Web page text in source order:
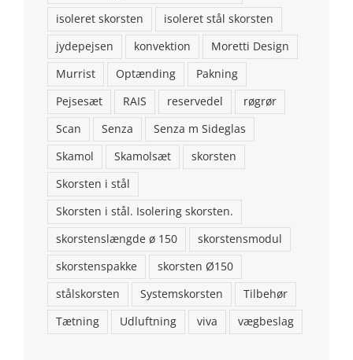
isoleret skorsten
isoleret stål skorsten
jydepejsen
konvektion
Moretti Design
Murrist
Optænding
Pakning
Pejsesæt
RAIS reservedel
røgrør
Scan
Senza
Senza m Sideglas
Skamol
Skamolsæt
skorsten
Skorsten i stål
Skorsten i stål. Isolering skorsten.
skorstenslængde ø 150
skorstensmodul
skorstenspakke
skorsten Ø150
stålskorsten
Systemskorsten
Tilbehør
Tætning
Udluftning viva vægbeslag
KONTAKT OS
Brændeovns finans ApS
Addresse: Stenstrupvej 2, 9500 Hobro
Telefon: 98554146
Email:aalborgpejse@gmail.com